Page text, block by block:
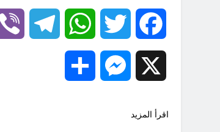
Facebook
Twitter
WhatsApp
Messenger
اقرأ المزيد